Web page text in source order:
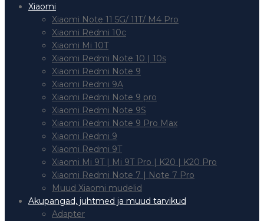
Xiaomi
Xiaomi Note 11 5G/ 11T/ M4 Pro
Xiaomi Redmi 10c
Xiaomi Mi 10T
Xiaomi Redmi Note 10 | 10s
Xiaomi Redmi Note 9
Xiaomi Redmi 9A
Xiaomi Redmi Note 9 pro
Xiaomi Redmi Note 9S
Xiaomi Redmi Note 9 Pro Max
Xiaomi Redmi 9
Xiaomi Redmi 9T
Xiaomi Mi 9T | Mi 9T Pro | K20 | K20 Pro
Xiaomi Redmi Note 7 | Note 7 Pro
Muud Xiaomi mudelid
Akupangad, juhtmed ja muud tarvikud
Adapter